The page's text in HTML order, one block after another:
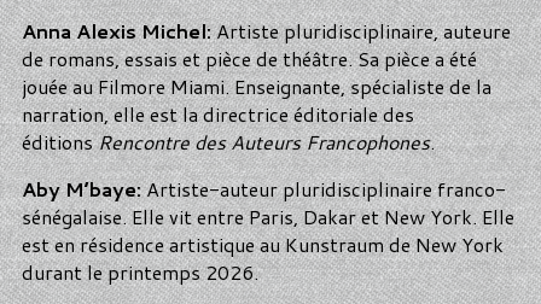
Anna Alexis Michel:Artiste pluridisciplinaire, auteure
de romans, essais et pièce de théâtre. Sa pièce a été
jouée au Filmore Miami. Enseignante, spécialiste de la
narration, elle est la directrice éditoriale des
éditionsRencontre des Auteurs Francophones.
Aby M’baye:Artiste-auteur pluridisciplinaire franco-
sénégalaise. Elle vit entre Paris, Dakar et New York. Elle
est en résidence artistique au Kunstraum de New York
durant le printemps 2026.